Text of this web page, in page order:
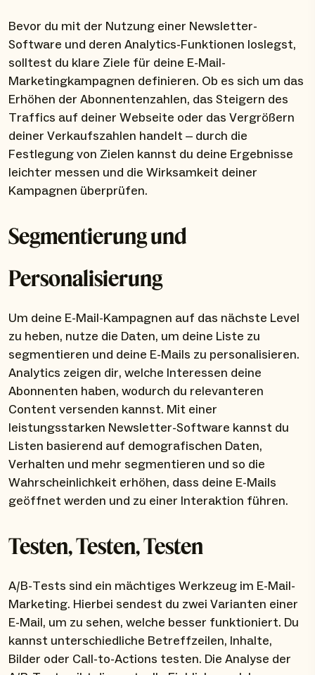
Bevor du mit der Nutzung einer Newsletter-
Software und deren Analytics-Funktionen loslegst,
solltest du klare Ziele für deine E-Mail-
Marketingkampagnen definieren. Ob es sich um das
Erhöhen der Abonnentenzahlen, das Steigern des
Traffics auf deiner Webseite oder das Vergrößern
deiner Verkaufszahlen handelt – durch die
Festlegung von Zielen kannst du deine Ergebnisse
leichter messen und die Wirksamkeit deiner
Kampagnen überprüfen.
Segmentierung und
Personalisierung
Um deine E-Mail-Kampagnen auf das nächste Level
zu heben, nutze die Daten, um deine Liste zu
segmentieren und deine E-Mails zu personalisieren.
Analytics zeigen dir, welche Interessen deine
Abonnenten haben, wodurch du relevanteren
Content versenden kannst. Mit einer
leistungsstarken Newsletter-Software kannst du
Listen basierend auf demografischen Daten,
Verhalten und mehr segmentieren und so die
Wahrscheinlichkeit erhöhen, dass deine E-Mails
geöffnet werden und zu einer Interaktion führen.
Testen, Testen, Testen
A/B-Tests sind ein mächtiges Werkzeug im E-Mail-
Marketing. Hierbei sendest du zwei Varianten einer
E-Mail, um zu sehen, welche besser funktioniert. Du
kannst unterschiedliche Betreffzeilen, Inhalte,
Bilder oder Call-to-Actions testen. Die Analyse der